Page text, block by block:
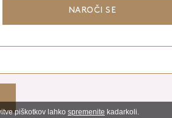
NAROČI SE
4web d.o.o.
piškotkov lahko spremenite kadarkoli.